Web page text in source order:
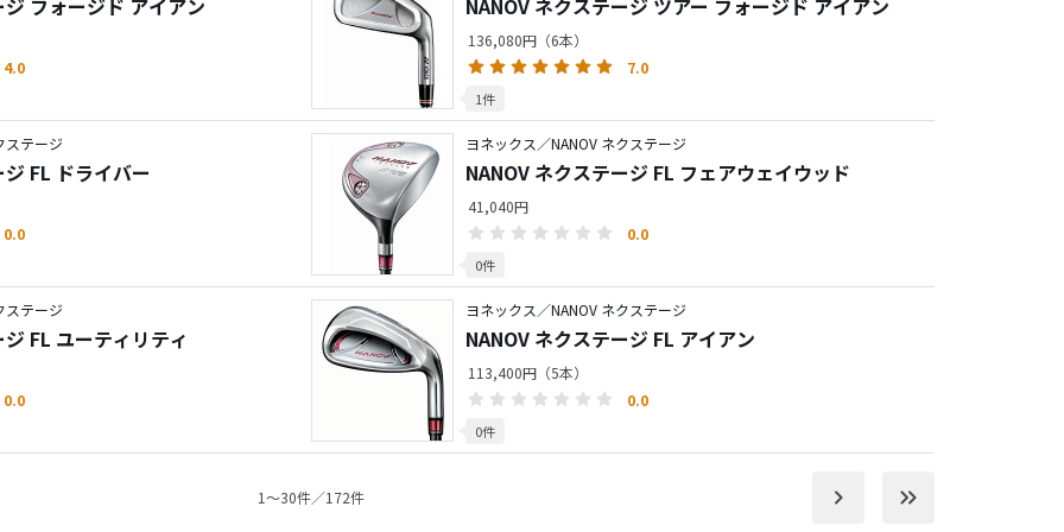
フォージド アイアン
4.0
NANOV ネクステージ ツアー フォージド アイアン
136,080円（6本）
7.0
1件
ステージ
FL ドライバー
0.0
ヨネックス／NANOV ネクステージ
NANOV ネクステージ FL フェアウェイウッド
41,040円
0.0
0件
ステージ
FL ユーティリティ
0.0
ヨネックス／NANOV ネクステージ
NANOV ネクステージ FL アイアン
113,400円（5本）
0.0
0件
1〜30件／172件 keyboard_arrow_right keyboard_double_arrow_right